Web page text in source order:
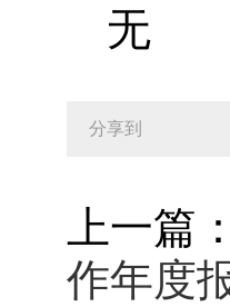
无
分享到
上一篇：
作年度